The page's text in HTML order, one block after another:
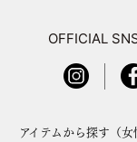
OFFICIAL
アイテムから探す（女